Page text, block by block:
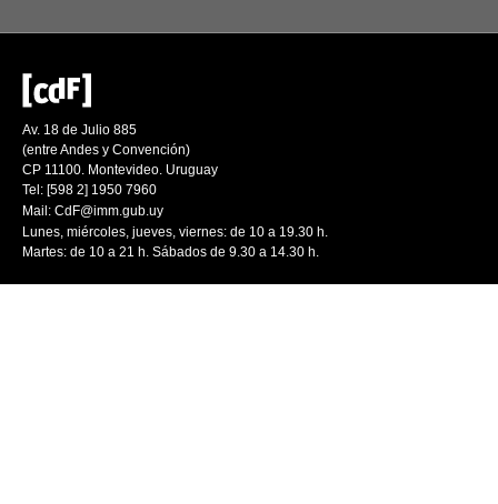
Av. 18 de Julio 885
(entre Andes y Convención)
CP 11100. Montevideo. Uruguay
Tel: [598 2] 1950 7960
Mail: CdF@imm.gub.uy
Lunes, miércoles, jueves, viernes: de 10 a 19.30 h.
Martes: de 10 a 21 h. Sábados de 9.30 a 14.30 h.